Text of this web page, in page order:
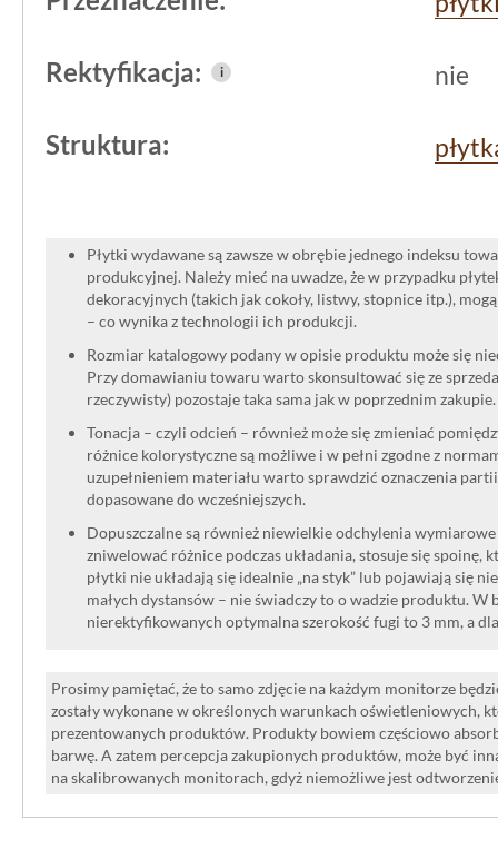
solidna i bezpieczna powierzchnia do
rozmiar zapewnia wygodę montażu i
Produkt z kolekcji Semir to przede
pozostaje funkcjonalna przez długi
każdy, kto szuka praktycznych
obiektu.
Rektyfikacja: i nie
Struktura:
Płytki wydawane są zawsze w obrębie jednego indeksu
produkcyjnej. Należy mieć na uwadze, że w przypadku
dekoracyjnych (takich jak cokoły, listwy, stopnice itp.),
– co wynika z technologii ich produkcji.
Rozmiar katalogowy podany w opisie produktu może się
Przy domawianiu towaru warto skonsultować się ze
rzeczywisty) pozostaje taka sama jak w poprzednim zakupie.
Tonacja – czyli odcień – również może się zmieniać
różnice kolorystyczne są możliwe i w pełni zgodne z
uzupełnieniem materiału warto sprawdzić oznaczenia
dopasowane do wcześniejszych.
Dopuszczalne są również niewielkie odchylenia
zniwelować różnice podczas układania, stosuje się spoinę,
płytki nie układają się idealnie „na styk” lub pojawiają się
małych dystansów – nie świadczy to o wadzie produktu. W
nierektyfikowanych optymalna szerokość fugi to 3 mm, a
Prosimy pamiętać, że to samo zdjęcie na każdym monitorze
zostały wykonane w określonych warunkach oświetleniowych,
prezentowanych produktów. Produkty bowiem częściowo
barwę. A zatem percepcja zakupionych produktów, może być
na skalibrowanych monitorach, gdyż niemożliwe jest